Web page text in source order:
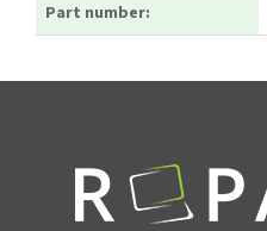
Part number: